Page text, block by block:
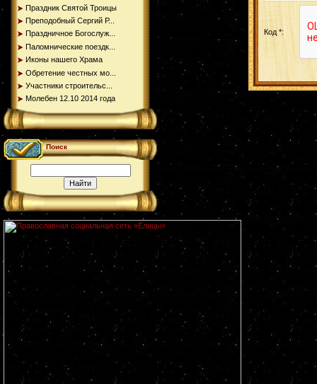
Праздник Святой Троицы
Преподобный Сергий Р...
Праздничное Богослуж...
Паломнические поездк...
Иконы нашего Храма
Обретение честных мо...
Участники строительс...
Молебен 12.10 2014 года
Поиск
Код *: